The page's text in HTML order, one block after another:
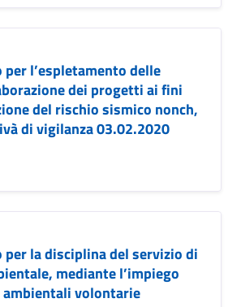
per l’espletamento delle
dei progetti ai fini
del rischio sismico nonch‚
di vigilanza 03.02.2020
per la disciplina del servizio di
mediante l’impiego
volontarie